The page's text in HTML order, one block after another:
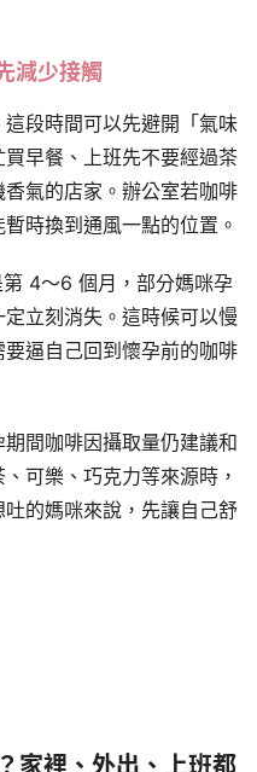
減少接觸
段時間可以先避開「氣味
早餐、上班先不要經過茶
氣的店家。辦公室若咖啡
時換到通風一點的位置。
4～6 個月，部分媽咪孕
立刻消失。這時候可以慢
逼自己回到懷孕前的咖啡
間咖啡因攝取量仍建議和
可樂、巧克力等來源時，
的媽咪來說，先讓自己舒
家裡、外出、上班都